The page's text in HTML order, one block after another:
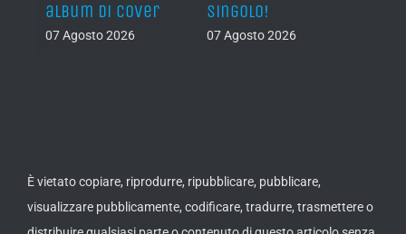
album di cover
07 Agosto 2026
singolo!
07 Agosto 2026
È vietato copiare, riprodurre, ripubblicare, pubblicare,
visualizzare pubblicamente, codificare, tradurre, trasmettere o